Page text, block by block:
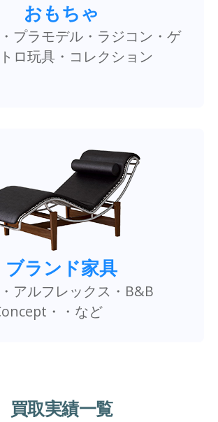
おもちゃ
プラモデル・ラジコン・ゲ
ロ玩具・コレクション
ブランド家具
アルフレックス・B&B
・・など
買取実績一覧